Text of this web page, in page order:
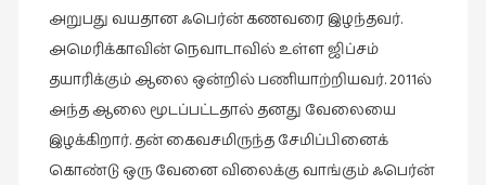
நாடகம்
நாவல்கள்
நாவல்கள்
அறுபது வயதான ஃபெர்ன் கணவரை இழந்தவர்.
அமெரிக்காவின் நெவாடாவில் உள்ள ஜிப்சம்
தயாரிக்கும் ஆலை ஒன்றில் பணியாற்றியவர். 2011ல்
அந்த ஆலை மூடப்பட்டதால் தனது வேலையை
இழக்கிறார். தன் கைவசமிருந்த சேமிப்பினைக்
கொண்டு ஒரு வேனை விலைக்கு வாங்கும் ஃபெர்ன்